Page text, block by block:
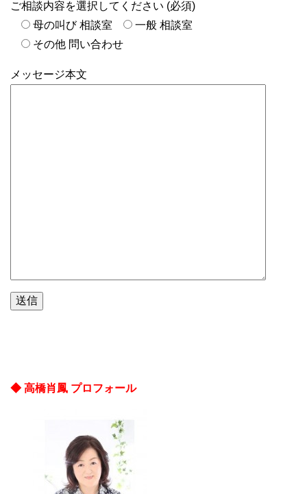
ご相談内容を選択してください (必須)
母の叫び 相談室
一般 相談室
その他 問い合わせ
メッセージ本文
◆ 高橋肖鳳 プロフォール